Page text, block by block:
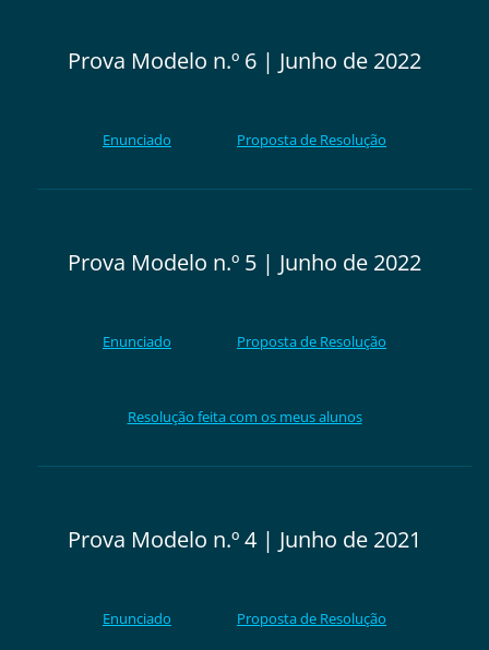
Prova Modelo n.º 6 | Junho de 2022
Enunciado Proposta de Resolução
Prova Modelo n.º 5 | Junho de 2022
Enunciado Proposta de Resolução
Resolução feita com os meus alunos
Prova Modelo n.º 4 | Junho de 2021
Enunciado Proposta de Resolução